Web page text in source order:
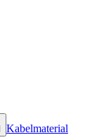
Kabelmaterial